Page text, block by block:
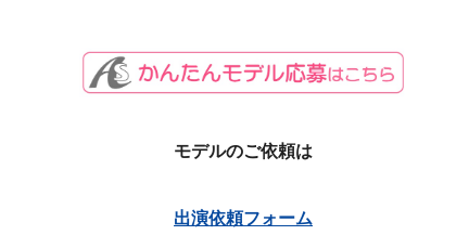
モデルのご依頼は
出演依頼フォーム